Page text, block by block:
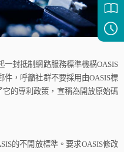
封抵制網路服務標準機構OASIS
件，呼籲社群不要採用由OASIS標
它的專利政策，宣稱為開放原始碼
的不開放標準。要求OASIS修改